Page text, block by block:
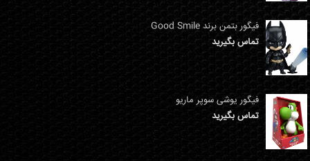
فیگور بتمن برند Good Smile
تماس بگیرید
فیگور یوشی سوپر ماریو
تماس بگیرید